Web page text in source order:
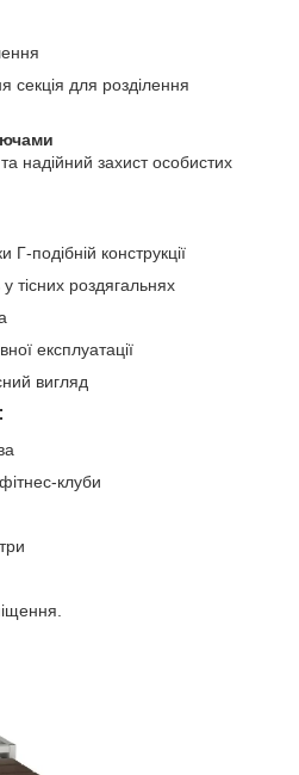
секція для розділення
надійний захист особистих
Г-подібній конструкції
тісних роздягальнях
експлуатації
вигляд
клуби